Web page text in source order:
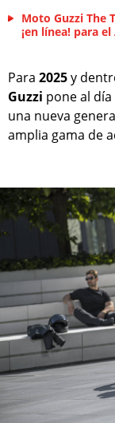
Moto Guzzi The
¡en línea! para el
Para 2025y
Guzzi pone al
una nueva
amplia gama de